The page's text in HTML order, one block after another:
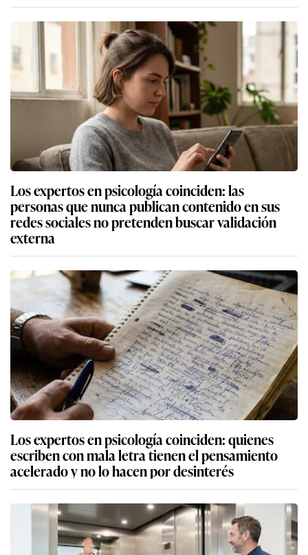
Los expertos en psicología coinciden: las
personas que nunca publican contenido en sus
redes sociales no pretenden buscar validación
externa
Los expertos en psicología coinciden: quienes
escriben con mala letra tienen el pensamiento
acelerado y no lo hacen por desinterés